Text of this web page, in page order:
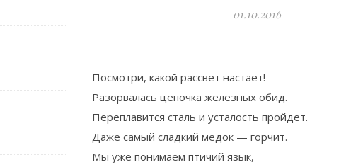
01.10.2016
Посмотри, какой рассвет настает!
Разорвалась цепочка железных обид.
Переплавится сталь и усталость пройдет.
Даже самый сладкий медок — горчит.
Мы уже понимаем птичий язык,